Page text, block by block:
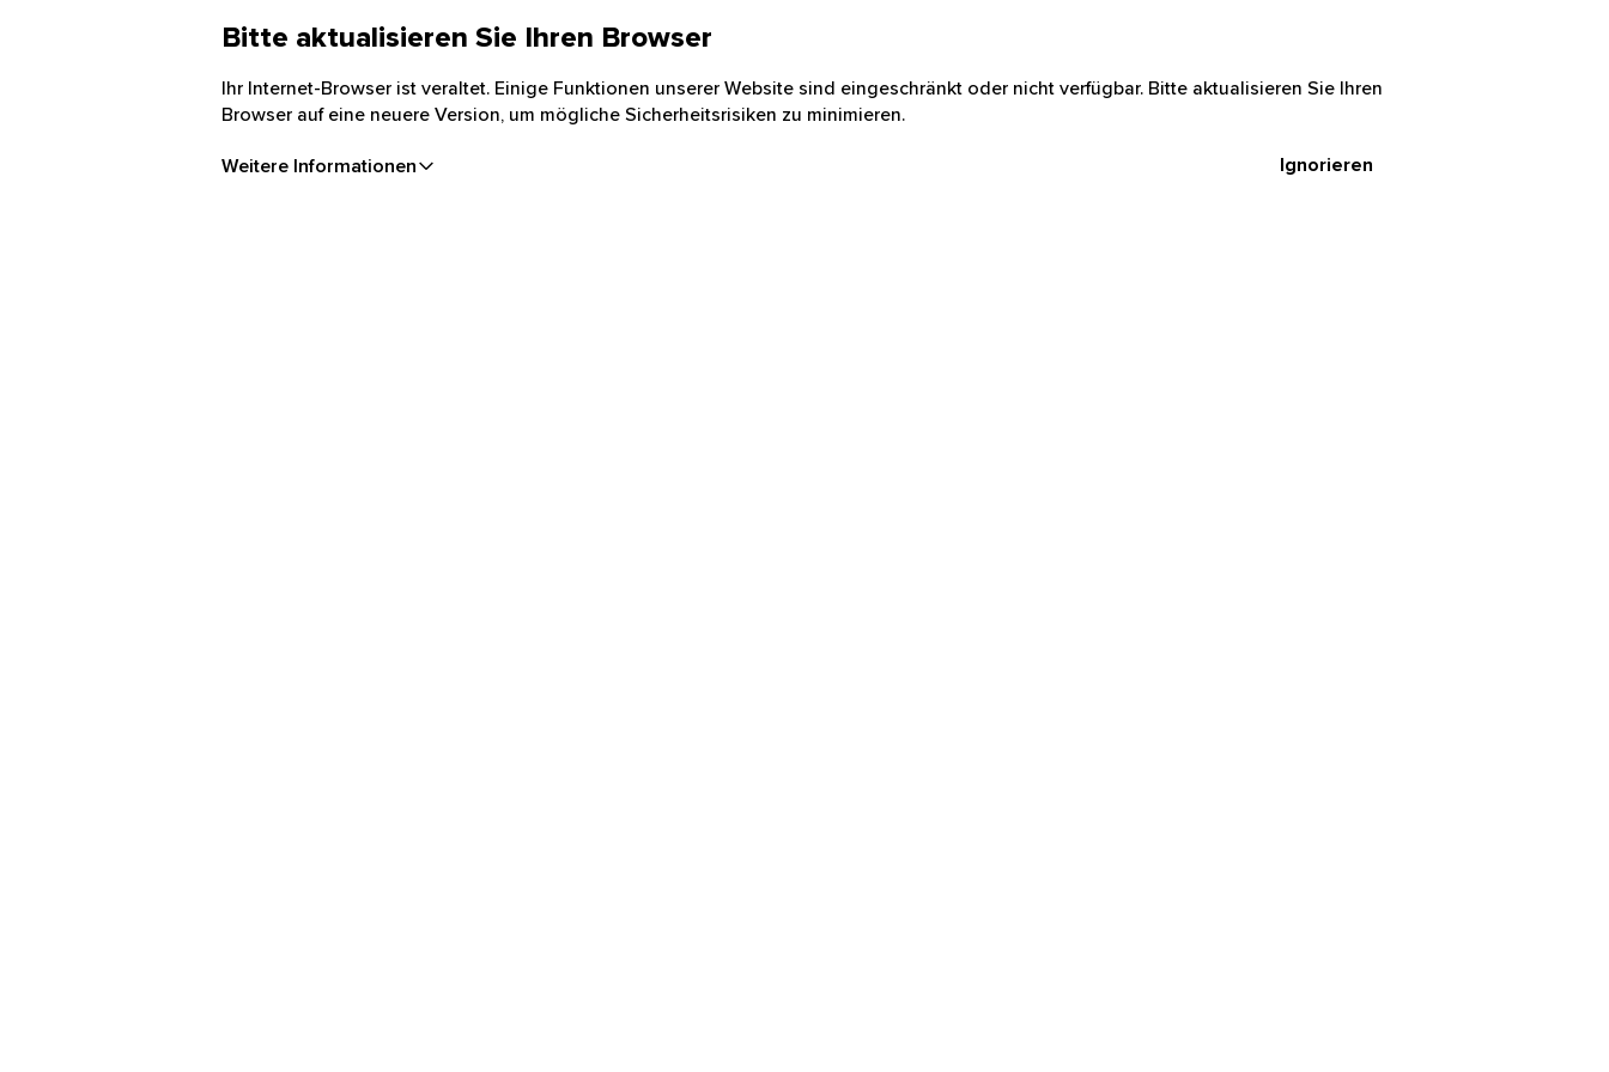
Bitte aktualisieren Sie Ihren Browser
Ihr Internet-Browser ist veraltet. Einige Funktionen unserer Website sind eingeschränkt oder nicht verfügbar. Bitte aktualisieren Sie Ihren
Browser auf eine neuere Version, um mögliche Sicherheitsrisiken zu minimieren.
Weitere Informationen Ignorieren